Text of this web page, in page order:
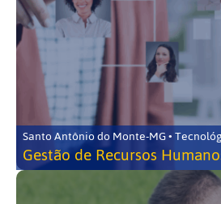
Santo Antônio do Monte-MG •
Gestão de Recursos